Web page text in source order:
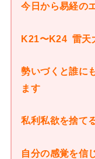
今日から易経の
K21〜K24 雷天
勢いづくと誰に
ます
私利私欲を捨て
自分の感覚を信